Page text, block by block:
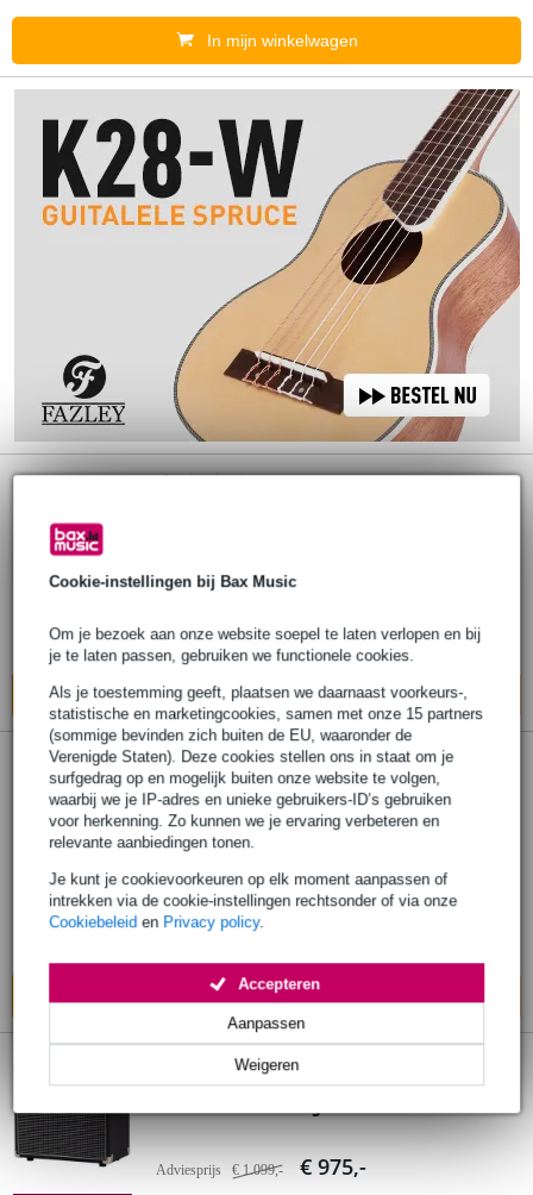
Cookie-instellingen bij Bax Music
Om je bezoek aan onze website soepel te laten verlopen en bij
je te laten passen, gebruiken we functionele cookies.
Als je toestemming geeft, plaatsen we daarnaast voorkeurs-,
statistische en marketingcookies, samen met onze 15 partners
(sommige bevinden zich buiten de EU, waaronder de
Verenigde Staten). Deze cookies stellen ons in staat om je
surfgedrag op en mogelijk buiten onze website te volgen,
waarbij we je IP-adres en unieke gebruikers-ID’s gebruiken
voor herkenning. Zo kunnen we je ervaring verbeteren en
relevante aanbiedingen tonen.
Je kunt je cookievoorkeuren op elk moment aanpassen of
intrekken via de cookie-instellingen rechtsonder of via onze
Cookiebeleid en Privacy policy.
Weigeren
Aanpassen
Accepteren
In mijn winkelwagen
6 reviews
Op voorraad bij de leverancier
In mijn winkelwagen
1 review
Koch Studiotone XL Combo
gitaarversterker
Adviesprijs € 1.565,- € 1.349,-
In mijn winkelwagen
Koch C110BS Durango 6 Black Silver 6W
1x10 inch Jensen gitaarversterker combo
Adviesprijs € 1.099,- € 975,-